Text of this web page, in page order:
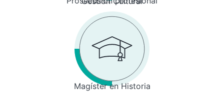
Magíster en Historia